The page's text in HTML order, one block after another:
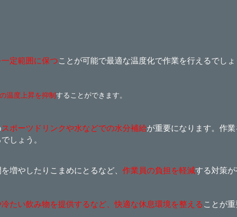
定範囲に保つことが可能で最適な温度化で作業を行えるでしょ
温度上昇を抑制することができます。
スポーツドリンクや水などでの水分補給が重要になります。作
しょう。
増やしたりこまめにとるなど、 作業員の負担を軽減する対策が
たい飲み物を提供するなど、快適な休息環境を整えることが重